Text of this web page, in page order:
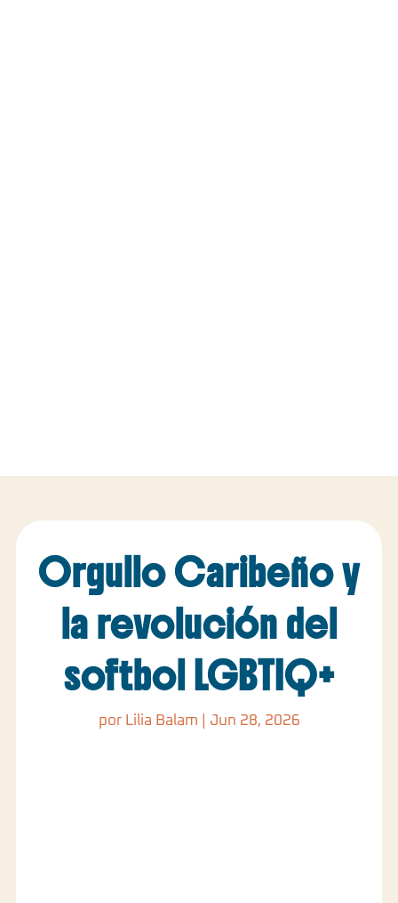
Orgullo Caribeño y
la revolución del
softbol LGBTIQ+
por Lilia Balam Jun 28, 2026